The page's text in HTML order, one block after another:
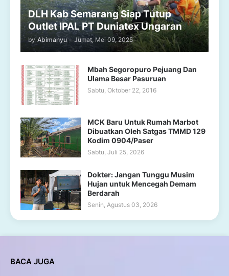
DLH Kab Semarang Siap Tutup
Outlet IPAL PT Duniatex Ungaran
by Abimanyu - Jumat, Mei 09, 2025
Mbah Segoropuro Pejuang Dan
Ulama Besar Pasuruan
Sabtu, Oktober 22, 2016
MCK Baru Untuk Rumah Marbot
Dibuatkan Oleh Satgas TMMD 129
Kodim 0904/Paser
Sabtu, Juli 25, 2026
Dokter: Jangan Tunggu Musim
Hujan untuk Mencegah Demam
Berdarah
Senin, Agustus 03, 2026
BACA JUGA